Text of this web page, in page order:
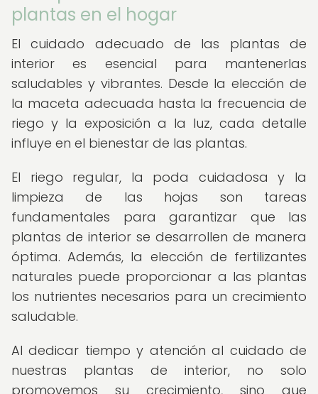
plantas en el hogar
El cuidado adecuado de las plantas de
interior es esencial para mantenerlas
saludables y vibrantes. Desde la elección de
la maceta adecuada hasta la frecuencia de
riego y la exposición a la luz, cada detalle
influye en el bienestar de las plantas.
El riego regular, la poda cuidadosa y la
limpieza de las hojas son tareas
fundamentales para garantizar que las
plantas de interior se desarrollen de manera
óptima. Además, la elección de fertilizantes
naturales puede proporcionar a las plantas
los nutrientes necesarios para un crecimiento
saludable.
Al dedicar tiempo y atención al cuidado de
nuestras plantas de interior, no solo
promovemos su crecimiento, sino que